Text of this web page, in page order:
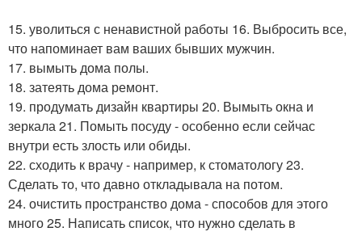
15. уволиться с ненавистной работы 16. Выбросить все,
что напоминает вам ваших бывших мужчин.
17. вымыть дома полы.
18. затеять дома ремонт.
19. продумать дизайн квартиры 20. Вымыть окна и
зеркала 21. Помыть посуду - особенно если сейчас
внутри есть злость или обиды.
22. сходить к врачу - например, к стоматологу 23.
Сделать то, что давно откладывала на потом.
24. очистить пространство дома - способов для этого
много 25. Написать список, что нужно сделать в